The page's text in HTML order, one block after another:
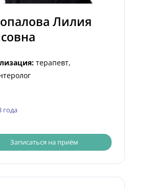
Лилия
терапевт,
года
Записаться на приём